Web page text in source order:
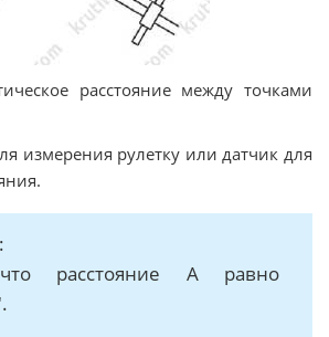
расстояние между точками
измерения рулетку или датчик для
:
расстояние А равно